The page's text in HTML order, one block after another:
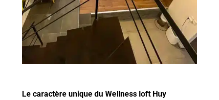
Le caractère unique du Wellness loft Huy